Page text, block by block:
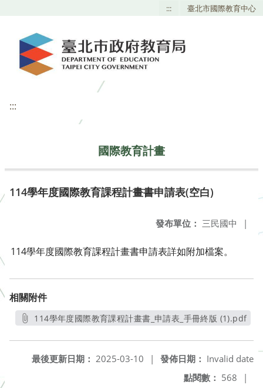
::: 臺北市國際教育中心
:::
國際教育計畫
114學年度國際教育課程計畫書申請表(空白)
發布單位： 三民國中 |
114學年度國際教育課程計畫書申請表詳如附加檔案。
相關附件
114學年度國際教育課程計畫書_申請表_手冊終版 (1).pdf
發佈日期： Invalid date
最後更新日期： 2025-03-10
|
點閱數： 568 |